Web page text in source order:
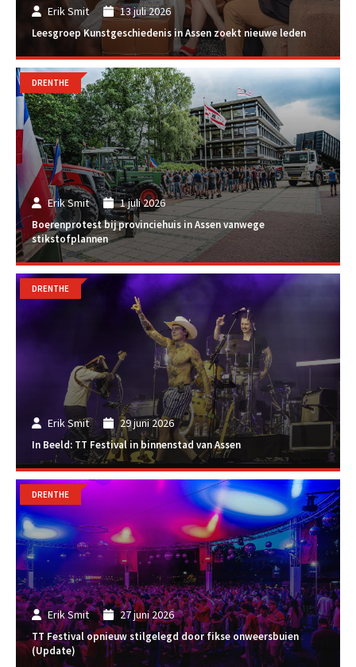
Erik Smit 13 juli 2026
Leesgroep Kunstgeschiedenis in Assen zoekt nieuwe leden
Erik Smit 1 juli 2026
Boerenprotest bij provinciehuis in Assen vanwege
stikstofplannen
DRENTHE
Erik Smit 29 juni 2026
In Beeld: TT Festival in binnenstad van Assen
DRENTHE
Erik Smit 27 juni 2026
TT Festival opnieuw stilgelegd door fikse onweersbuien
(Update)
DRENTHE